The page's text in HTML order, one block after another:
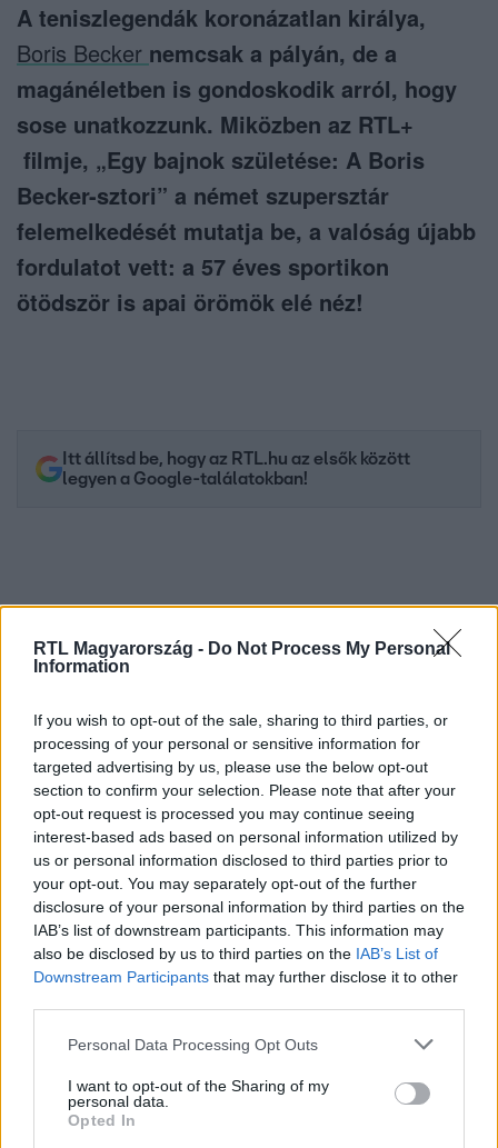
RTL Magyarország - Do Not Process My Personal
Information
If you wish to opt-out of the sale, sharing to third parties, or
processing of your personal or sensitive information for
targeted advertising by us, please use the below opt-out
section to confirm your selection. Please note that after your
opt-out request is processed you may continue seeing
interest-based ads based on personal information utilized by
us or personal information disclosed to third parties prior to
your opt-out. You may separately opt-out of the further
disclosure of your personal information by third parties on the
IAB’s list of downstream participants. This information may
also be disclosed by us to third parties on the IAB’s List of
Downstream Participants that may further disclose it to other
Please note that this website/app uses one or more Google
not limited to your visit or usage behaviour. You may click to
grant or deny consent to Google and its third-party tags to
use your data for below specified purposes in below Google
Personal Data Processing Opt Outs
I want to opt-out of the Sharing of my
personal data.
Opted In
A teniszlegendák koronázatlan királya,
Boris Becker nemcsak a pályán, de a
magánéletben is gondoskodik arról, hogy
sose unatkozzunk. Miközben az RTL+
filmje, „Egy bajnok születése: A Boris
Becker-sztori” a német szupersztár
felemelkedését mutatja be, a valóság újabb
fordulatot vett: a 57 éves sportikon
ötödször is apai örömök elé néz!
Itt állítsd be, hogy az RTL.hu az elsők között
legyen a Google-találatokban!
Kövess minket, és értesülj a friss hírekről a
Facebookon is!
Követem
#BULVÁR #BORIS BECKER #TENISZ #APASÁG
#CSALÁD #SPORT
LILIAN DE CARVALHO MONTEIRO #ÉLETRAJZI FILM